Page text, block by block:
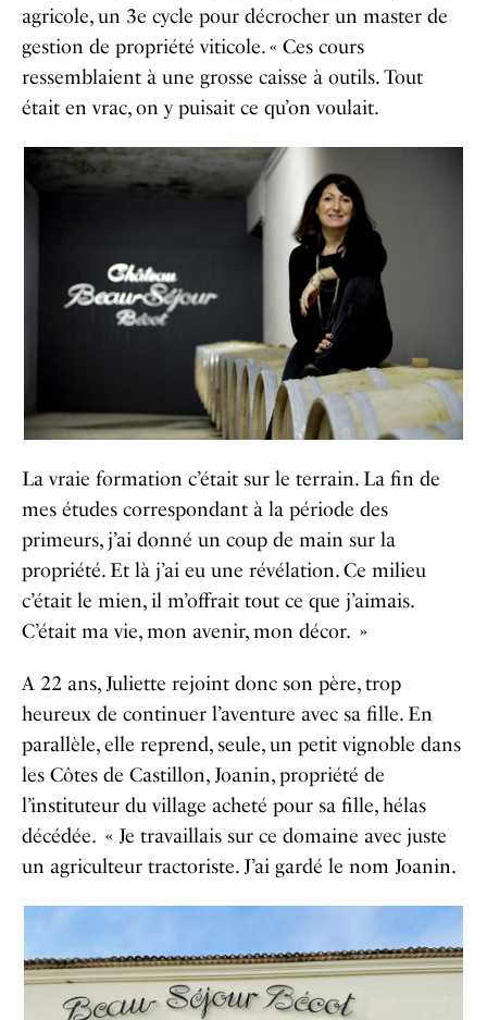
agricole, un 3e cycle pour décrocher un master de
gestion de propriété viticole. « Ces cours
ressemblaient à une grosse caisse à outils. Tout
était en vrac, on y puisait ce qu’on voulait.
La vraie formation c’était sur le terrain. La fin de
mes études correspondant à la période des
primeurs, j’ai donné un coup de main sur la
propriété. Et là j’ai eu une révélation. Ce milieu
c’était le mien, il m’offrait tout ce que j’aimais.
C’était ma vie, mon avenir, mon décor. »
A 22 ans, Juliette rejoint donc son père, trop
heureux de continuer l’aventure avec sa fille. En
parallèle, elle reprend, seule, un petit vignoble dans
les Côtes de Castillon, Joanin, propriété de
l’instituteur du village acheté pour sa fille, hélas
décédée. « Je travaillais sur ce domaine avec juste
un agriculteur tractoriste. J’ai gardé le nom Joanin.